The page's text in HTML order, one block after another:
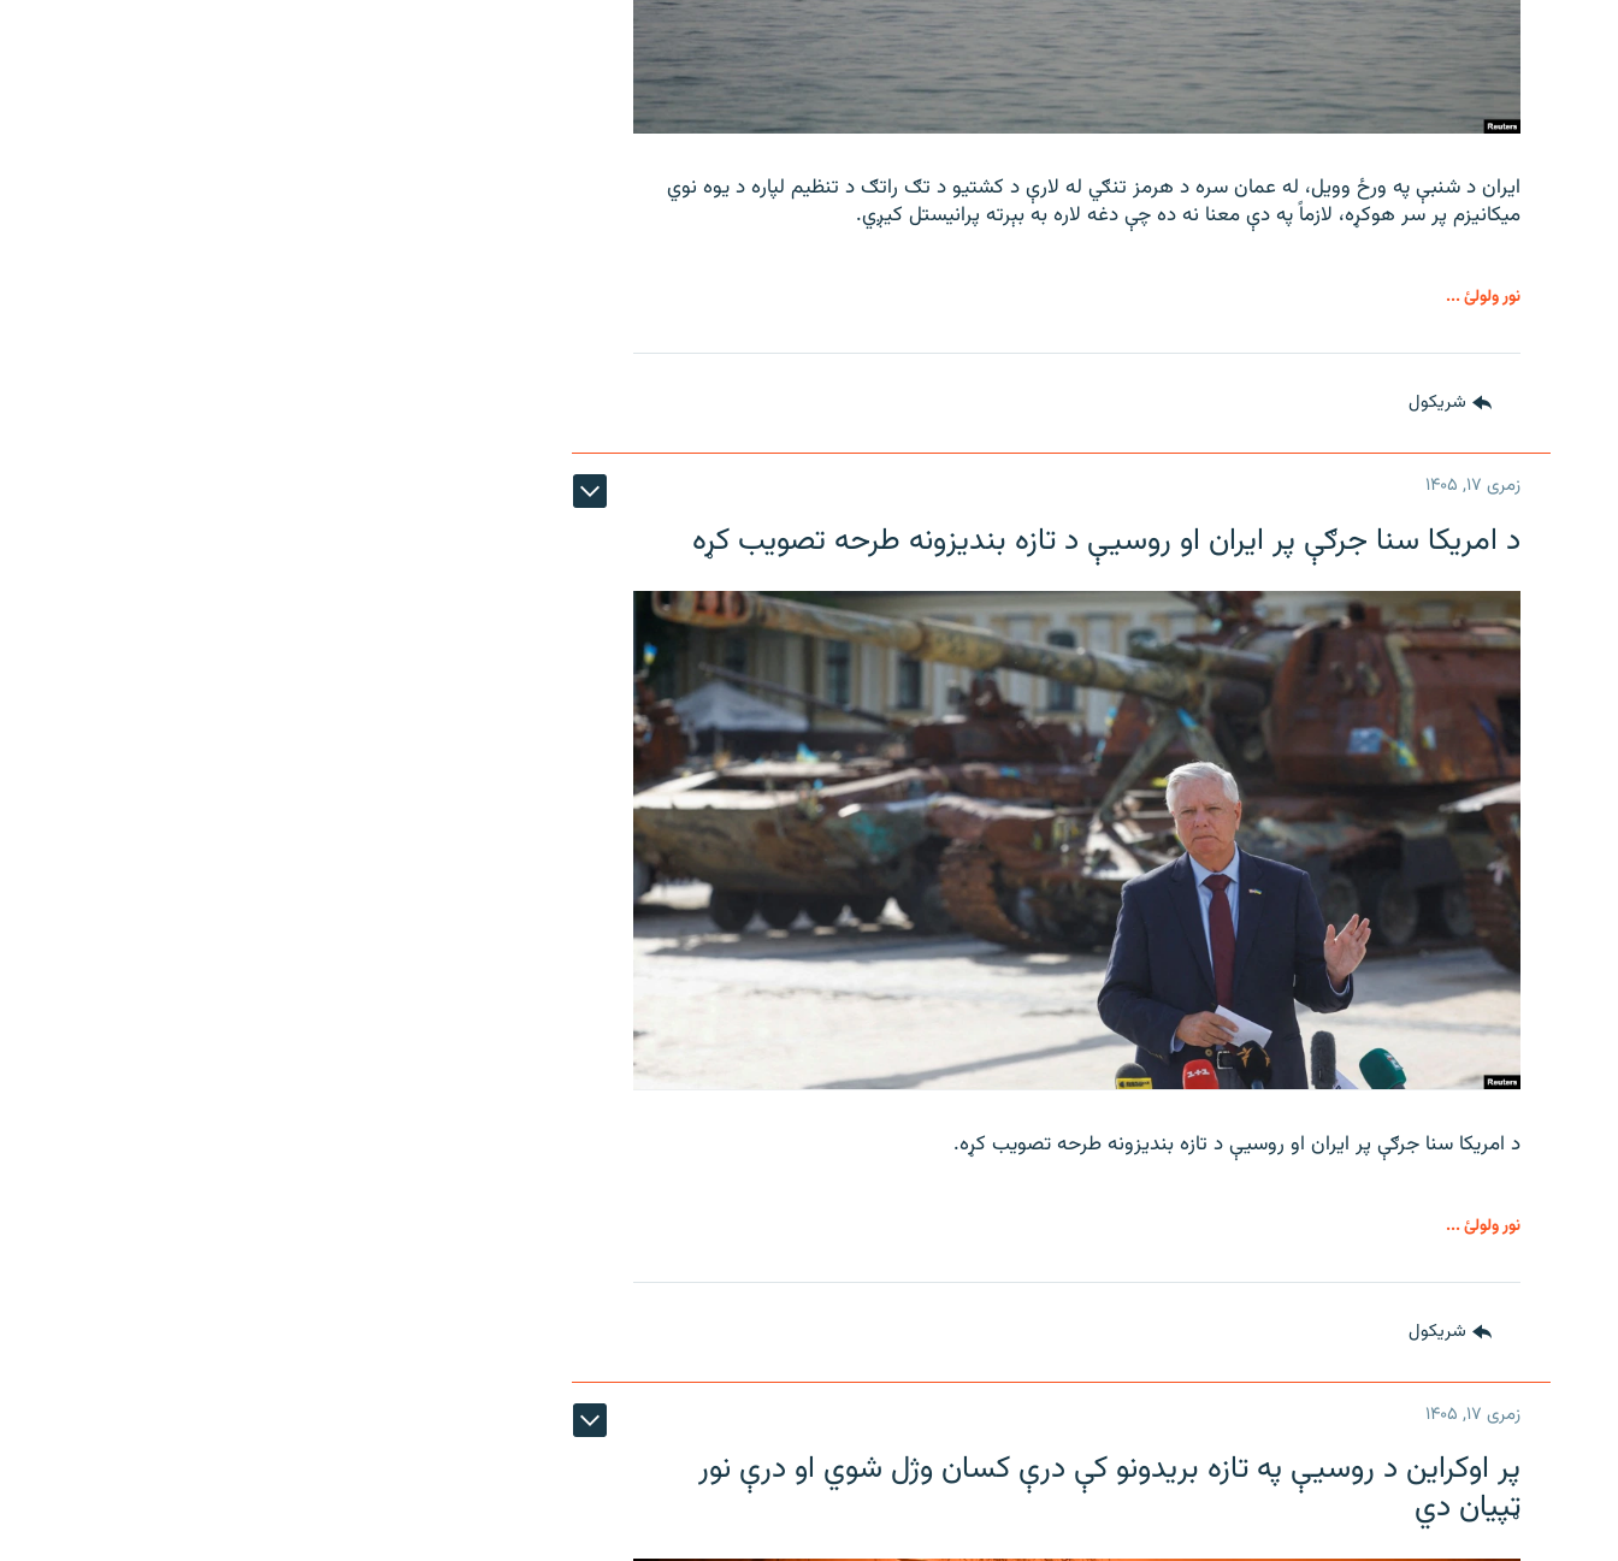
ایران د شنبې په ورځ وویل، له عمان سره د هرمز تنګي له لارې د کشتیو د تګ راتګ د تنظیم لپاره د یوه نوي
میکانیزم پر سر هوکړه، لازماً په دې معنا نه ده چې دغه لاره به بېرته پرانیستل کیږي.
نور ولولئ ...
شريکول
زمری ۱۷, ۱۴۰۵
د امریکا سنا جرګې پر ایران او روسیې د تازه بندیزونه طرحه تصویب کړه
د امریکا سنا جرګې پر ایران او روسیې د تازه بندیزونه طرحه تصویب کړه.
نور ولولئ ...
شريکول
زمری ۱۷, ۱۴۰۵
پر اوکراین د روسیې په تازه بریدونو کې درې کسان وژل شوي او درې نور
ټپیان دي